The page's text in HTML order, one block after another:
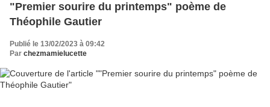
"Premier sourire du printemps" poème de
Théophile Gautier
Publié le 13/02/2023 à 09:42
Par chezmamielucette